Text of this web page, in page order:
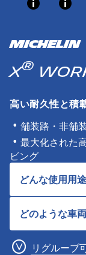
MICHELIN
X®
高い耐久性と積
舗装路・非舗
最大化された
ビング
どんな使用用
どのような車
リグルーブ